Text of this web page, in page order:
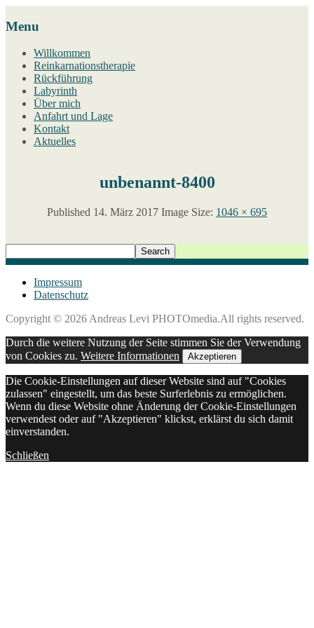
Menu
Willkommen
Reinkarnationstherapie
Rückführung
Labyrinth
Über mich
Anfahrt und Lage
Kontakt
Aktuelles
unbenannt-8400
Published 14. März 2017 Image Size: 1046 × 695
Impressum
Datenschutz
Copyright © 2026 Andreas Levi PHOTOmedia.All rights reserved.
Durch die weitere Nutzung der Seite stimmen Sie der Verwendung
von Cookies zu. Weitere Informationen Akzeptieren
Die Cookie-Einstellungen auf dieser Website sind auf "Cookies
zulassen" eingestellt, um das beste Surferlebnis zu ermöglichen.
Wenn du diese Website ohne Änderung der Cookie-Einstellungen
verwendest oder auf "Akzeptieren" klickst, erklärst du sich damit
einverstanden.
Schließen